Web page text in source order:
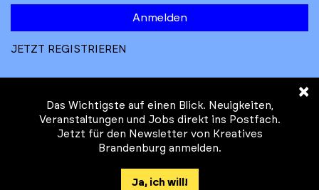
Anmelden
JETZT REGISTRIEREN
© Kreatives Brandenburg im Auftrag des
Klimaschutz des Landes Brandenburg
×
Das Wichtigste auf einen Blick. Neuigkeiten,
Veranstaltungen und Jobs direkt ins Postfach.
Jetzt für den Newsletter von Kreatives
Brandenburg anmelden.
Ja, ich will!